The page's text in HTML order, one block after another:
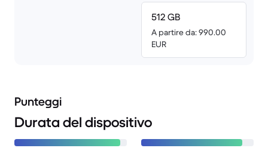
512 GB
A partire da: 990.00
EUR
Punteggi
Durata del dispositivo